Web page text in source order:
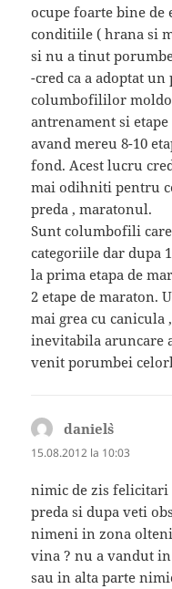
ocupe foarte bine de
conditiile ( hrana si
si nu a tinut
-cred ca a adoptat
columbofililor
antrenament si
avand mereu 8-10
fond. Acest lucru
mai odihniti pentru
preda , maratonul.
Sunt columbofili
categoriile dar dupa
la prima etapa de
2 etape de maraton.
mai grea cu canicula
inevitabila aruncare
venit porumbei
daniel`s
15.08.2012 la 10:03
nimic de zis
preda si dupa veti
nimeni in zona
vina ? nu a vandut
sau in alta parte